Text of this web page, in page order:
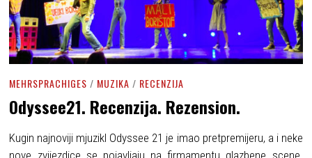
MEHRSPRACHIGES / MUZIKA / RECENZIJA
Odyssee21. Recenzija. Rezension.
Kugin najnoviji mjuzikl Odyssee 21 je imao pretpremijeru, a i neke